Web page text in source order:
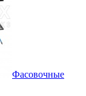
Фасовочные